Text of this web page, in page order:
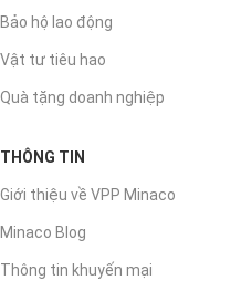
Bảo hộ lao động
Vật tư tiêu hao
Quà tặng doanh nghiệp
THÔNG TIN
Giới thiệu về VPP Minaco
Minaco Blog
Thông tin khuyến mại